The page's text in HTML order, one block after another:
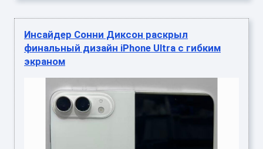
Инсайдер Сонни Диксон раскрыл
финальный дизайн iPhone Ultra с гибким
экраном